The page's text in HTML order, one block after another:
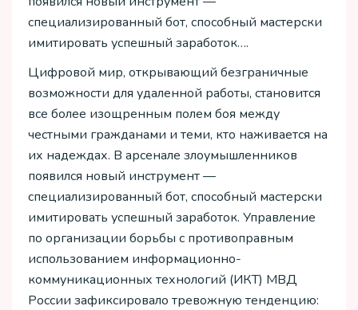
специализированный бот, способный мастерски
имитировать успешный заработок….
Цифровой мир, открывающий безграничные
возможности для удаленной работы, становится
все более изощренным полем боя между
честными гражданами и теми, кто наживается на
их надеждах. В арсенале злоумышленников
появился новый инструмент —
специализированный бот, способный мастерски
имитировать успешный заработок. Управление
по организации борьбы с противоправным
использованием информационно-
коммуникационных технологий (ИКТ) МВД
России зафиксировало тревожную тенденцию: